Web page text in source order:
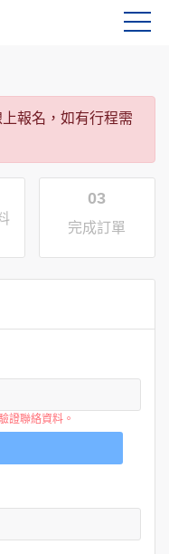
報名，如有行程需
03
完成訂單
證聯絡資料。